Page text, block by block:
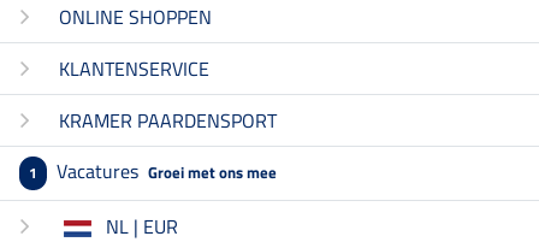
ONLINE SHOPPEN
KLANTENSERVICE
KRAMER PAARDENSPORT
1 Vacatures Groei met ons mee
NL | EUR